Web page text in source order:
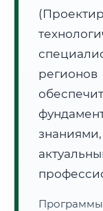
Расчет логистики
• Маршрут транзита:
• Экспресс-доставка
📜 Документы и